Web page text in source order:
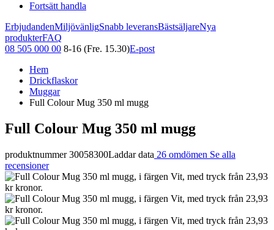
Fortsätt handla
ErbjudandenMiljövänligSnabb leveransBästsäljareNya
produkterFAQ
08 505 000 00 8-16 (Fre. 15.30)E-post
Hem
Drickflaskor
Muggar
Full Colour Mug 350 ml mugg
Full Colour Mug 350 ml mugg
produktnummer 30058300Laddar data 26 omdömen Se alla
recensioner